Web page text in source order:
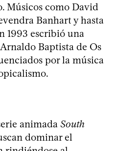
Músicos como David
Banhart y hasta
1993 escribió una
Baptista de Os
por la música
animada South
dominar el